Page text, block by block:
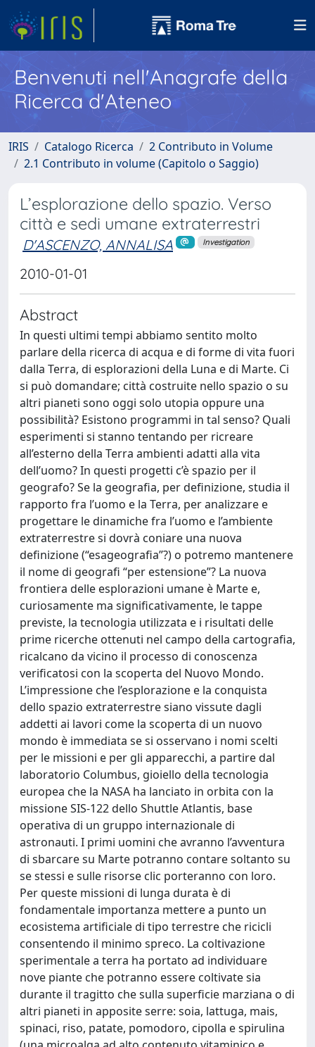
Benvenuti nell'Anagrafe della
Ricerca d'Ateneo
IRIS Catalogo Ricerca
2 Contributo in Volume
2.1 Contributo in volume (Capitolo o Saggio)
L’esplorazione dello spazio. Verso
città e sedi umane extraterrestri
D'ASCENZO, ANNALISA Investigation
2010-01-01
Abstract
In questi ultimi tempi abbiamo sentito molto
parlare della ricerca di acqua e di forme di vita fuori
dalla Terra, di esplorazioni della Luna e di Marte. Ci
si può domandare; città costruite nello spazio o su
altri pianeti sono oggi solo utopia oppure una
possibilità? Esistono programmi in tal senso? Quali
esperimenti si stanno tentando per ricreare
all’esterno della Terra ambienti adatti alla vita
dell’uomo? In questi progetti c’è spazio per il
geografo? Se la geografia, per definizione, studia il
rapporto fra l’uomo e la Terra, per analizzare e
progettare le dinamiche fra l’uomo e l’ambiente
extraterrestre si dovrà coniare una nuova
definizione (“esageografia”?) o potremo mantenere
il nome di geografi “per estensione”? La nuova
frontiera delle esplorazioni umane è Marte e,
curiosamente ma significativamente, le tappe
previste, la tecnologia utilizzata e i risultati delle
prime ricerche ottenuti nel campo della cartografia,
ricalcano da vicino il processo di conoscenza
verificatosi con la scoperta del Nuovo Mondo.
L’impressione che l’esplorazione e la conquista
dello spazio extraterrestre siano vissute dagli
addetti ai lavori come la scoperta di un nuovo
mondo è immediata se si osservano i nomi scelti
per le missioni e per gli apparecchi, a partire dal
laboratorio Columbus, gioiello della tecnologia
europea che la NASA ha lanciato in orbita con la
missione SIS-122 dello Shuttle Atlantis, base
operativa di un gruppo internazionale di
astronauti. I primi uomini che avranno l’avventura
di sbarcare su Marte potranno contare soltanto su
se stessi e sulle risorse clic porteranno con loro.
Per queste missioni di lunga durata è di
fondamentale importanza mettere a punto un
ecosistema artificiale di tipo terrestre che ricicli
consentendo il minimo spreco. La coltivazione
sperimentale a terra ha portato ad individuare
nove piante che potranno essere coltivate sia
durante il tragitto che sulla superficie marziana o di
altri pianeti in apposite serre: soia, lattuga, mais,
spinaci, riso, patate, pomodoro, cipolla e spirulina